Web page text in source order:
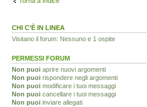
CHI C’È IN LINEA
Visitano il forum: Nessuno e 1 ospite
PERMESSI FORUM
Non puoi aprire nuovi argomenti
Non puoi rispondere negli argomenti
Non puoi modificare i tuoi messaggi
Non puoi cancellare i tuoi messaggi
Non puoi inviare allegati